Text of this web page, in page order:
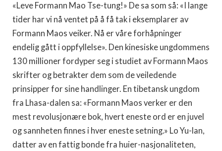
«Leve Formann Mao Tse-tung!» De sa som så: «I lange
tider har vi nå ventet på å få tak i eksemplarer av
Formann Maos veiker. Nå er våre forhåpninger
endelig gått i oppfyllelse». Den kinesiske ungdommens
130 millioner fordyper seg i studiet av Formann Maos
skrifter og betrakter dem som de veiledende
prinsipper for sine handlinger. En tibetansk ungdom
fra Lhasa-dalen sa: «Formann Maos verker er den
mest revolusjonære bok, hvert eneste ord er en juvel
og sannheten finnes i hver eneste setning.» Lo Yu-lan,
datter av en fattig bonde fra huier-nasjonaliteten,